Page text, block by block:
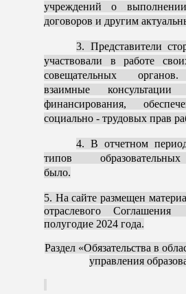
учреждений о
договоров и другим
3. Представители
участвовали в работе
совещательных
взаимные
финансирования,
социально - трудовых прав
4. В отчетном
типов образовательных
было.
5. На сайте размещен
отраслевого
полугодие 2024 года.
Раздел «Обязательства в
управления